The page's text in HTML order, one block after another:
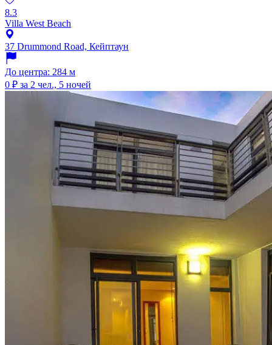
8.3
Villa West Beach
37 Drummond Road, Кейптаун
До центра: 284 м
0 ₽ за 2 чел., 5 ночей